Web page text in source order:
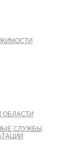
ОБЛАСТИ
СЛУЖБЫ